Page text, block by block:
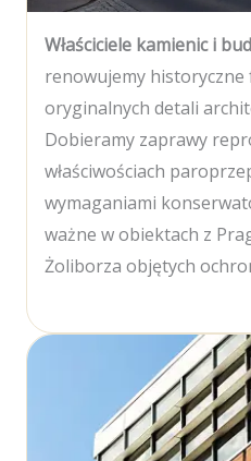
Właściciele kamienic i
renowujemy historyczne
oryginalnych detali
Dobieramy zaprawy
właściwościach
wymaganiami
ważne w obiektach z
Żoliborza objętych